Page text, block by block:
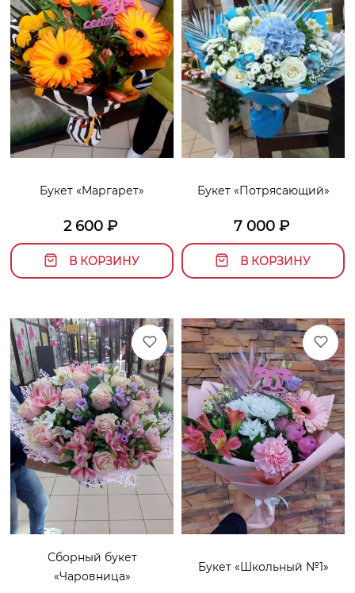
Букет «Маргарет»
2 600₽
В КОРЗИНУ
Букет «Потрясающий»
7 000₽
В КОРЗИНУ
Сборный букет
«Чаровница»
Букет «Школьный №1»